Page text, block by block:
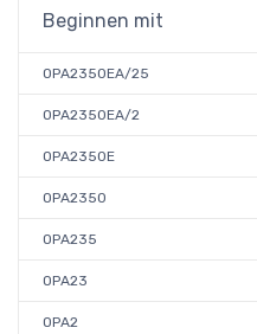
Beginnen mit
OPA2350EA/25
OPA2350EA/2
OPA2350E
OPA2350
OPA235
OPA23
OPA2